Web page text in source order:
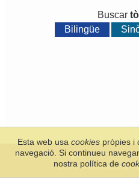
Buscar
Bilingüe
Secció de Llengua i Lliteratura
Cultura Valenciana-
Esta web usacookies pròpies i
navegació. Si continueu
nostra política de